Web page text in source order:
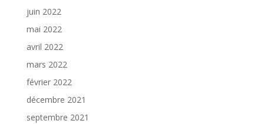
juin 2022
mai 2022
avril 2022
mars 2022
février 2022
décembre 2021
septembre 2021